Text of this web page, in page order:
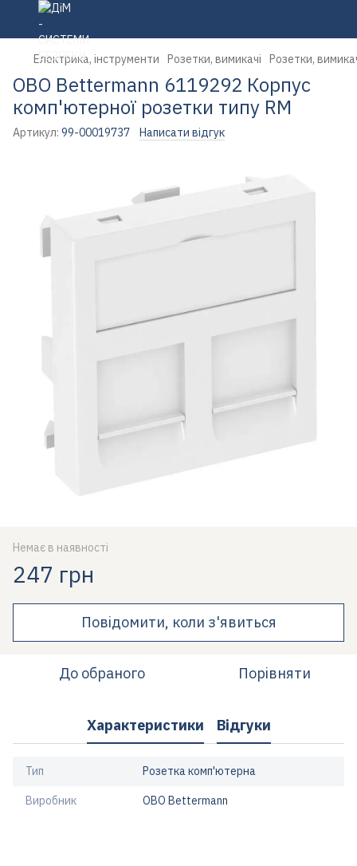
Електрика, інструменти Розетки, вимикачі Розетки,
OBO Bettermann 6119292 Корпус
комп'ютерної розетки типу RM
Артикул: 99-00019737 Написати відгук
Немає в наявності
247 грн
Повідомити, коли з'явиться
До обраного Порівняти
Характеристики Відгуки
Тип Розетка комп'ютерна
Виробник OBO Bettermann